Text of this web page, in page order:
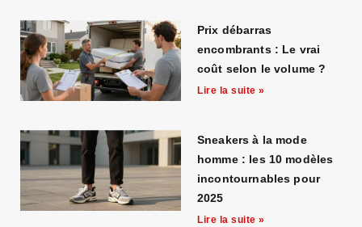
Prix débarras
encombrants : Le vrai
coût selon le volume ?
Lire la suite »
Sneakers à la mode
homme : les 10 modèles
incontournables pour
2025
Lire la suite »